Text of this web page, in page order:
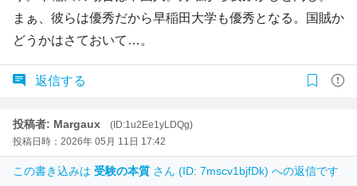
まぁ、彼らは優秀だから早稲田大学も優秀となる。国賊か
どうかはさておいて…。
返信する
投稿者: Margaux
(ID:1u2Ee1yLDQg)
投稿日時：2026年 05月 11日 17:42
この書き込みは 受験の本質 さん (ID: 7mscv1bjfDk) への返信です